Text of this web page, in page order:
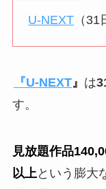
U-NEXT （
『U-NEXT』 は
す。
見放題作品
以上という膨大